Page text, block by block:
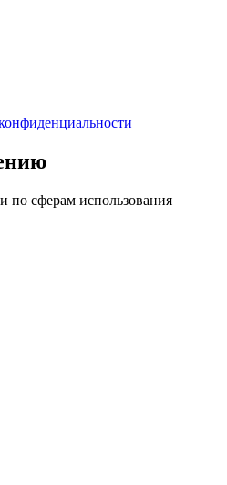
по сферам использования